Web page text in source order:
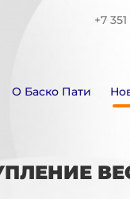
+7 351
О Баско Пати